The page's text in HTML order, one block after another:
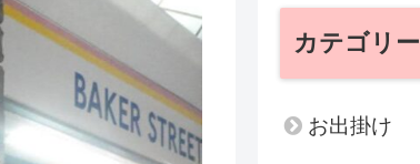
カテゴリー
お出掛け